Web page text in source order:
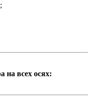
на всех осях: